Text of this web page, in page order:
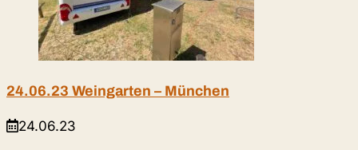
24.06.23 Weingarten – München
24.06.23